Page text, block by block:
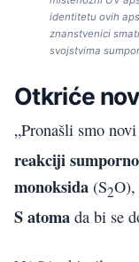
identitetu ovih
znanstvenici
svojstvima
Otkriće
„Pronašli smo
reakciji
monoksida (S2O),
S atoma da bi se